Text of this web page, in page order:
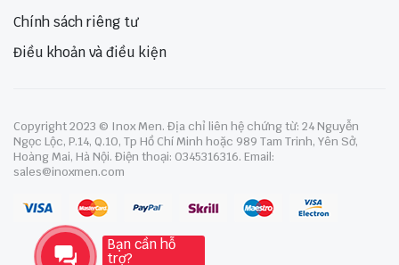
Chính sách riêng tư
Điều khoản và điều kiện
Copyright 2023 © Inox Men. Địa chỉ liên hệ chứng từ: 24 Nguyễn
Ngọc Lộc, P.14, Q.10, Tp Hồ Chí Minh hoặc 989 Tam Trinh, Yên Sở,
Hoàng Mai, Hà Nội. Điện thoại: 0345316316. Email:
sales@inoxmen.com
Bạn cần hỗ
trợ?